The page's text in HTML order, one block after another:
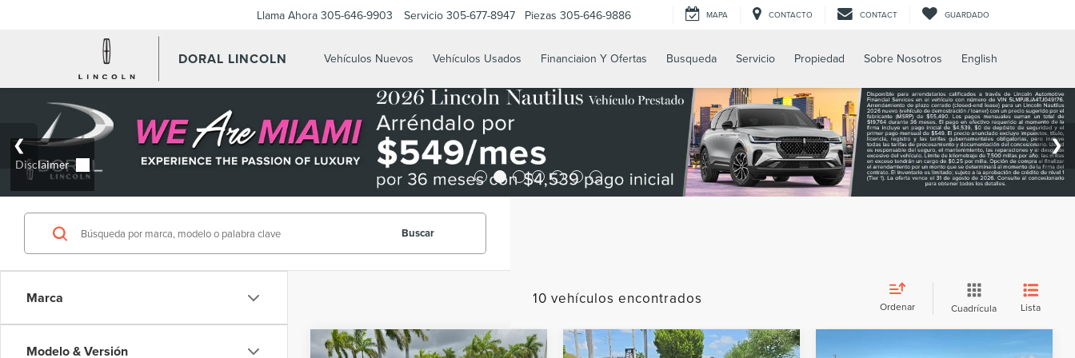
DORAL LINCOLN
Llama Ahora 305-646-9903 Servicio 305-677-8947 Piezas 305-646-9886 MAPA CONTACTO CONTACT GUARDADO
Vehículos Nuevos Vehículos Usados Financiaion Y Ofertas Busqueda Servicio Propiedad Sobre Nosotros English
Marca
Modelo & Versión
Buscar
10 vehículos encontrados Ordenar Cuadrícula Lista
Comparar vehículo Comparar vehículo Comparar vehículo